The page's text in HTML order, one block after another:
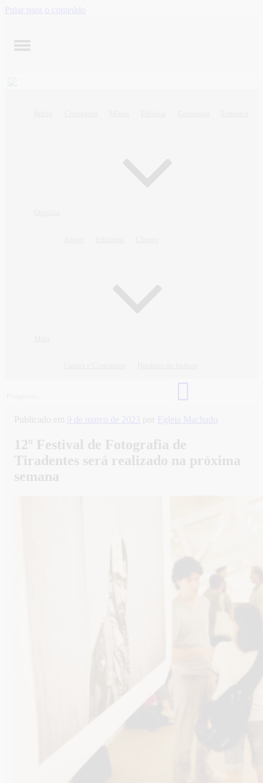
Pular para o conteúdo
Publicado em 9 de março de 2023 por Egleia Machado
12º Festival de Fotografia de
Tiradentes será realizado na próxima
semana